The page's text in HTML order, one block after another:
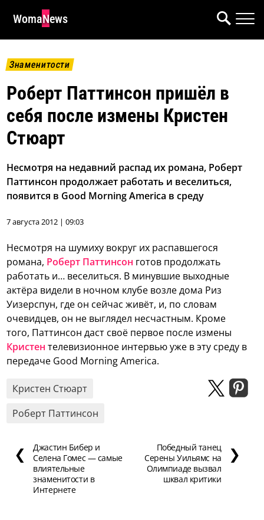
WomaNews
Знаменитости
Роберт Паттинсон пришёл в
себя после измены Кристен
Стюарт
Несмотря на недавний распад их романа, Роберт
Паттинсон продолжает работать и веселиться,
появится в Good Morning America в среду
7 августа 2012 | 09:03
Несмотря на шумиху вокруг их распавшегося
романа, Роберт Паттинсон готов продолжать
работать и… веселиться. В минувшие выходные
актёра видели в ночном клубе возле дома Риз
Уизерспун, где он сейчас живёт, и, по словам
очевидцев, он не выглядел несчастным. Кроме
того, Паттинсон даст своё первое после измены
Кристен телевизионное интервью уже в эту среду в
передаче Good Morning America.
Кристен Стюарт
Роберт Паттинсон
❮
Джастин Бибер и
Селена Гомес — самые
влиятельные
знаменитости в
Интернете
Победный танец
Серены Уильямс на
Олимпиаде вызвал
шквал критики
❯